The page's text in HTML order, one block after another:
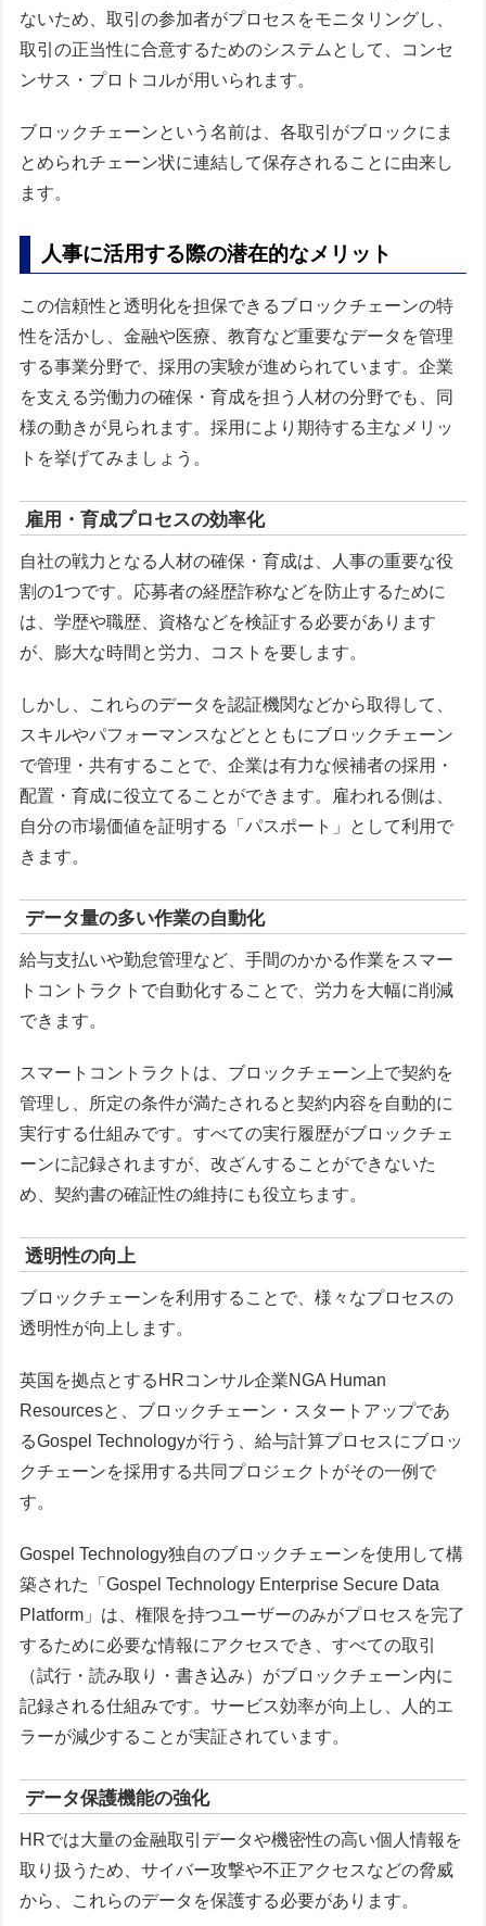
ないため、取引の参加者がプロセスをモニタリングし、
取引の正当性に合意するためのシステムとして、コンセ
ンサス・プロトコルが用いられます。
ブロックチェーンという名前は、各取引がブロックにま
とめられチェーン状に連結して保存されることに由来し
ます。
人事に活用する際の潜在的なメリット
この信頼性と透明化を担保できるブロックチェーンの特
性を活かし、金融や医療、教育など重要なデータを管理
する事業分野で、採用の実験が進められています。企業
を支える労働力の確保・育成を担う人材の分野でも、同
様の動きが見られます。採用により期待する主なメリッ
トを挙げてみましょう。
雇用・育成プロセスの効率化
自社の戦力となる人材の確保・育成は、人事の重要な役
割の1つです。応募者の経歴詐称などを防止するために
は、学歴や職歴、資格などを検証する必要があります
が、膨大な時間と労力、コストを要します。
しかし、これらのデータを認証機関などから取得して、
スキルやパフォーマンスなどとともにブロックチェーン
で管理・共有することで、企業は有力な候補者の採用・
配置・育成に役立てることができます。雇われる側は、
自分の市場価値を証明する「パスポート」として利用で
きます。
データ量の多い作業の自動化
給与支払いや勤怠管理など、手間のかかる作業をスマー
トコントラクトで自動化することで、労力を大幅に削減
できます。
スマートコントラクトは、ブロックチェーン上で契約を
管理し、所定の条件が満たされると契約内容を自動的に
実行する仕組みです。すべての実行履歴がブロックチェ
ーンに記録されますが、改ざんすることができないた
め、契約書の確証性の維持にも役立ちます。
透明性の向上
ブロックチェーンを利用することで、様々なプロセスの
透明性が向上します。
英国を拠点とするHRコンサル企業NGA Human
Resourcesと、ブロックチェーン・スタートアップであ
るGospel Technologyが行う、給与計算プロセスにブロッ
クチェーンを採用する共同プロジェクトがその一例で
す。
Gospel Technology独自のブロックチェーンを使用して構
築された「Gospel Technology Enterprise Secure Data
Platform」は、権限を持つユーザーのみがプロセスを完了
するために必要な情報にアクセスでき、すべての取引
（試行・読み取り・書き込み）がブロックチェーン内に
記録される仕組みです。サービス効率が向上し、人的エ
ラーが減少することが実証されています。
データ保護機能の強化
HRでは大量の金融取引データや機密性の高い個人情報を
取り扱うため、サイバー攻撃や不正アクセスなどの脅威
から、これらのデータを保護する必要があります。